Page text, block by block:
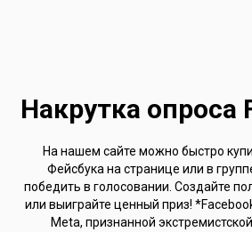
Накрутка опроса
На нашем сайте можно быстро
Фейсбука на странице или в
победить в голосовании. Создайте
или выиграйте ценный приз!
Meta, признанной